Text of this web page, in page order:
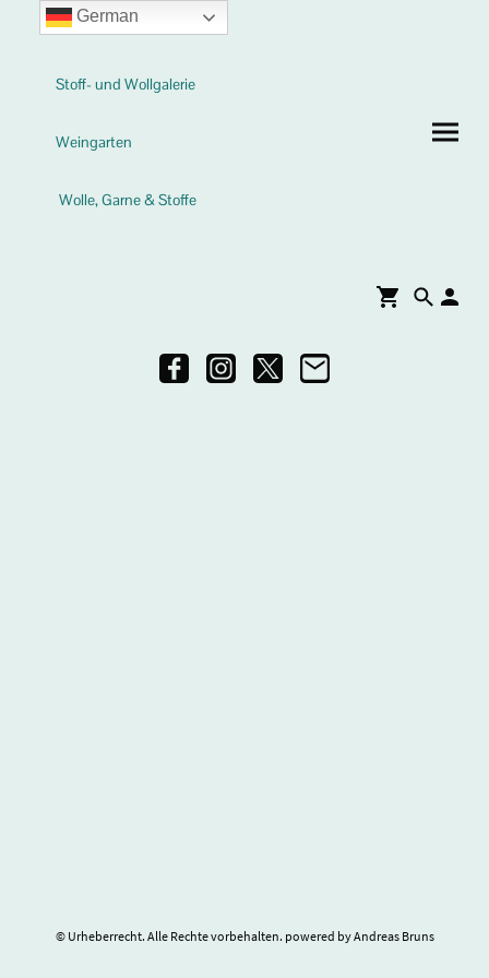
Stoff- und Wollgalerie
Weingarten
Wolle, Garne & Stoffe
© Urheberrecht. Alle Rechte vorbehalten. powered by Andreas Bruns
German